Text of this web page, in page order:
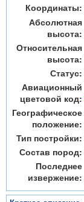
Координаты:
Абсолютная
высота:
Относительная
высота:
Статус:
Авиационный
цветовой код:
Географическое
положение:
Тип постройки:
Состав пород:
Последнее
извержение: